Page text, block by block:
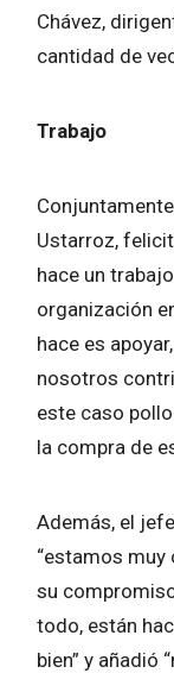
Chávez,
cantidad de
Trabajo
Ustarroz,
hace un
organización
hace es
nosotros
este caso
la compra de
Además, el
“estamos
su
todo, están
bien” y añadió